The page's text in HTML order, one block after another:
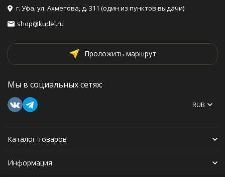
г. Уфа, ул. Ахметова, д. 311 (один из пунктов выдачи)
shop@kudel.ru
Проложить маршрут
Мы в социальных сетях:
RUB
Каталог товаров
Информация